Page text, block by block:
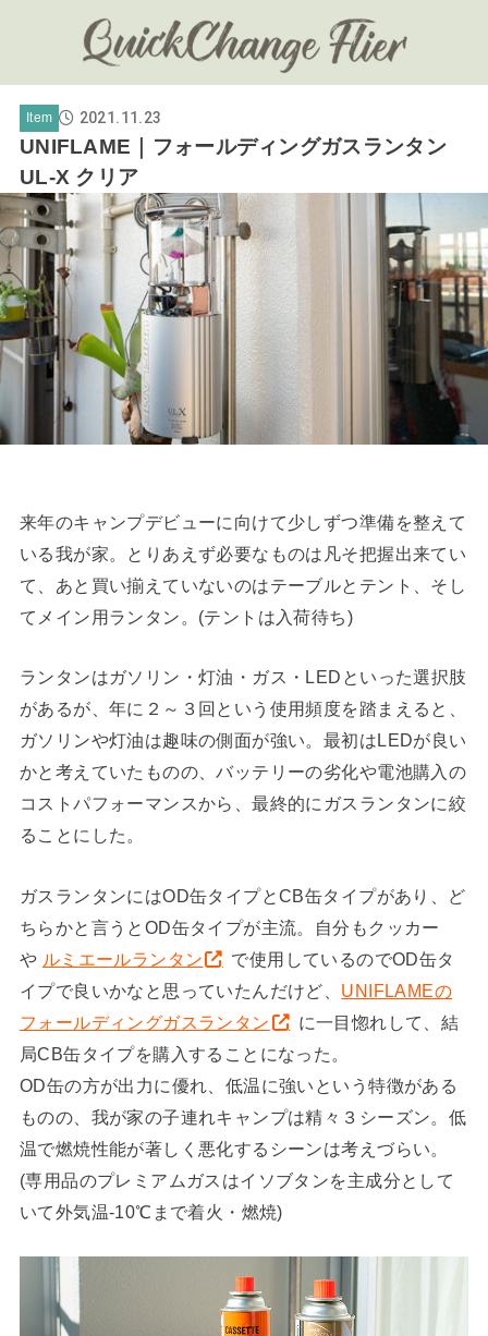
Item 2021.11.23
UNIFLAME｜フォールディングガスランタン
UL-X クリア
来年のキャンプデビューに向けて少しずつ準備を整えて
いる我が家。とりあえず必要なものは凡そ把握出来てい
て、あと買い揃えていないのはテーブルとテント、そし
てメイン用ランタン。(テントは入荷待ち)
ランタンはガソリン・灯油・ガス・LEDといった選択肢
があるが、年に２～３回という使用頻度を踏まえると、
ガソリンや灯油は趣味の側面が強い。最初はLEDが良い
かと考えていたものの、バッテリーの劣化や電池購入の
コストパフォーマンスから、最終的にガスランタンに絞
ることにした。
ガスランタンにはOD缶タイプとCB缶タイプがあり、ど
ちらかと言うとOD缶タイプが主流。自分もクッカー
や ルミエールランタン
で使用しているのでOD缶タ
イプで良いかなと思っていたんだけど、 UNIFLAMEの
フォールディングガスランタン
に一目惚れして、結
局CB缶タイプを購入することになった。
OD缶の方が出力に優れ、低温に強いという特徴がある
ものの、我が家の子連れキャンプは精々３シーズン。低
温で燃焼性能が著しく悪化するシーンは考えづらい。
(専用品のプレミアムガスはイソブタンを主成分として
いて外気温-10℃まで着火・燃焼)